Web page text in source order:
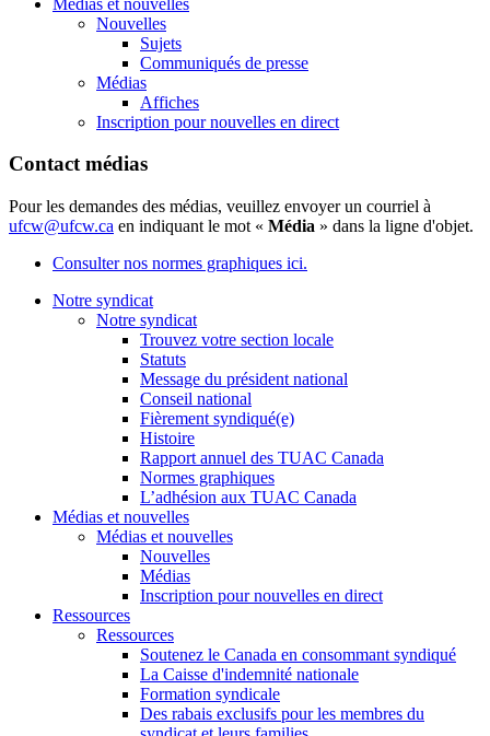
Nouvelles
Sujets
Communiqués de presse
Médias
Affiches
Inscription pour nouvelles en direct
Contact médias
Pour les demandes des médias, veuillez envoyer un courriel à
ufcw@ufcw.ca en indiquant le mot « Média » dans la ligne d'objet.
Consulter nos normes graphiques ici.
Notre syndicat
Notre syndicat
Trouvez votre section locale
Statuts
Message du président national
Conseil national
Fièrement syndiqué(e)
Histoire
Rapport annuel des TUAC Canada
Normes graphiques
L’adhésion aux TUAC Canada
Médias et nouvelles
Médias et nouvelles
Nouvelles
Médias
Inscription pour nouvelles en direct
Ressources
Ressources
Soutenez le Canada en consommant syndiqué
La Caisse d'indemnité nationale
Formation syndicale
Des rabais exclusifs pour les membres du